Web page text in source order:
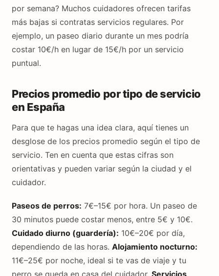
por semana? Muchos cuidadores ofrecen tarifas
más bajas si contratas servicios regulares. Por
ejemplo, un paseo diario durante un mes podría
costar 10€/h en lugar de 15€/h por un servicio
puntual.
Precios promedio por tipo de servicio
en España
Para que te hagas una idea clara, aquí tienes un
desglose de los precios promedio según el tipo de
servicio. Ten en cuenta que estas cifras son
orientativas y pueden variar según la ciudad y el
cuidador.
Paseos de perros: 7€–15€ por hora. Un paseo de
30 minutos puede costar menos, entre 5€ y 10€.
Cuidado diurno (guardería): 10€–20€ por día,
dependiendo de las horas. Alojamiento nocturno:
11€–25€ por noche, ideal si te vas de viaje y tu
perro se queda en casa del cuidador. Servicios